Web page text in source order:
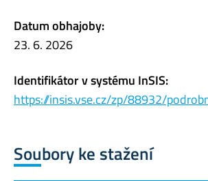
Datum obhajoby:
23. 6. 2026
Identifikátor v systému InSIS:
https://insis.vse.cz/zp/88932/
Soubory ke stažení